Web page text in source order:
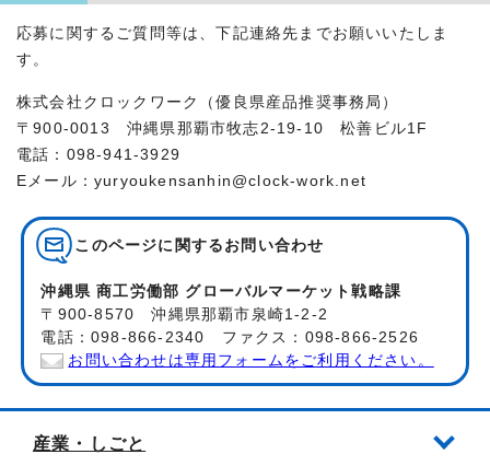
応募に関するご質問等は、下記連絡先までお願いいたしま
す。
株式会社クロックワーク（優良県産品推奨事務局）
〒900-0013 沖縄県那覇市牧志2-19-10 松善ビル1F
電話：098-941-3929
Eメール：yuryoukensanhin@clock-work.net
このページに関する お問い合わせ
沖縄県 商工労働部 グローバルマーケット戦略課
〒900-8570 沖縄県那覇市泉崎1-2-2
電話：098-866-2340 ファクス：098-866-2526
お問い合わせは専用フォームをご利用ください。
産業・しごと